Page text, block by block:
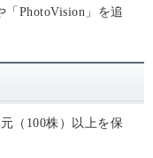
PhotoVision」を追
（100株）以上を保